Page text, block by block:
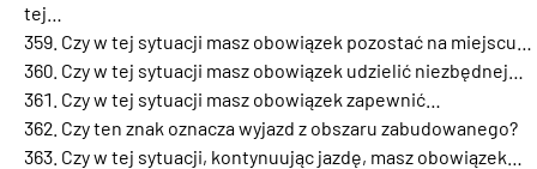
tej…
Czy w tej sytuacji masz obowiązek pozostać na miejscu…
Czy w tej sytuacji masz obowiązek udzielić niezbędnej…
Czy w tej sytuacji masz obowiązek zapewnić…
Czy ten znak oznacza wyjazd z obszaru zabudowanego?
Czy w tej sytuacji, kontynuując jazdę, masz obowiązek…